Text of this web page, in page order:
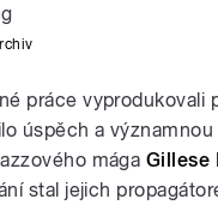
práce vyprodukovali
úspěch a
mága Gillese
stal jejich